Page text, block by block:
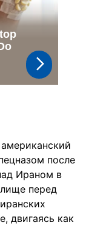
после
Ираном в
перед
двигаясь как